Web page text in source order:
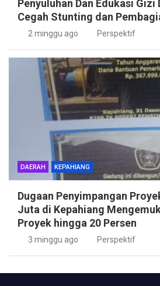
Penyuluhan Dan Edukasi Gizi
Cegah Stunting dan
2 minggu ago Perspektif
DAERAH KEPAHIANG
Dugaan Penyimpangan
Juta di Kepahiang
Proyek hingga 20 Persen
3 minggu ago Perspektif